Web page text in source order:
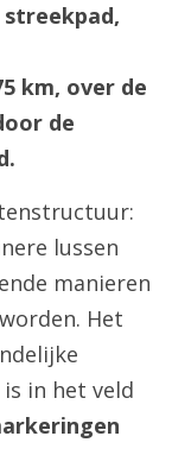
km, over de
de
lussen
manieren
Het
in het veld